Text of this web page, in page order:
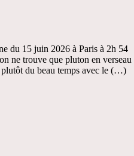
du 15 juin 2026 à Paris à 2h 54
ne trouve que pluton en verseau
du beau temps avec le (…)